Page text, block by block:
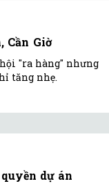
Cần Giờ
"ra hàng" nhưng
tăng nhẹ.
dự án